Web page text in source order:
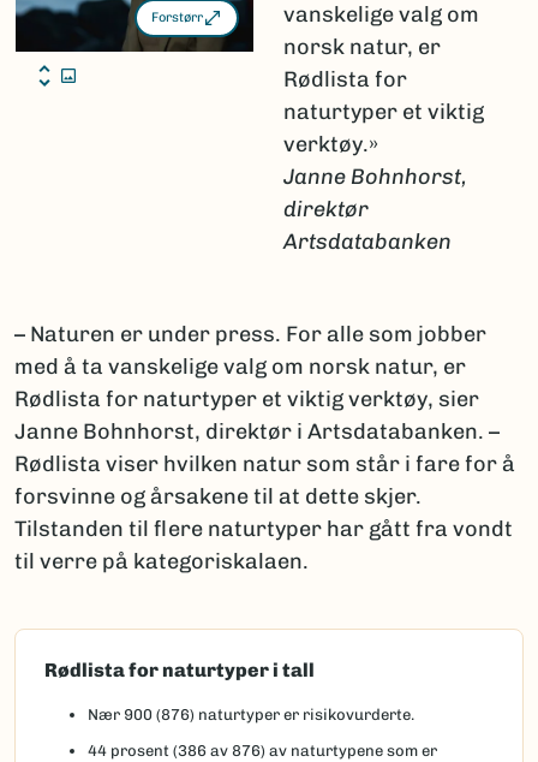
Forstørr
vanskelige valg om
norsk natur, er
Rødlista for
naturtyper et viktig
verktøy.»
Janne Bohnhorst,
direktør
Artsdatabanken
– Naturen er under press. For alle som jobber
med å ta vanskelige valg om norsk natur, er
Rødlista for naturtyper et viktig verktøy, sier
Janne Bohnhorst, direktør i Artsdatabanken. –
Rødlista viser hvilken natur som står i fare for å
forsvinne og årsakene til at dette skjer.
Tilstanden til flere naturtyper har gått fra vondt
til verre på kategoriskalaen.
Rødlista for naturtyper i tall
Nær 900 (876) naturtyper er risikovurderte.
44 prosent (386 av 876) av naturtypene som er